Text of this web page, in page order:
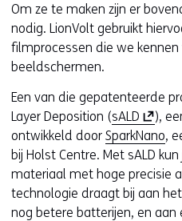
Om ze te maken zijn er
nodig. LionVolt gebruikt
filmprocessen die we
beeldschermen.
Een van die gepatenteerde
Layer Deposition (sALD (
o
p
e
n
t
),
ontwikkeld door SparkNano,
bij Holst Centre. Met sALD
materiaal met hoge precisie
technologie draagt bij aan
nog betere batterijen, en aan